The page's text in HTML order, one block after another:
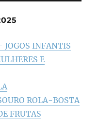
INFANTIS
E
ROLA-BOSTA
FRUTAS